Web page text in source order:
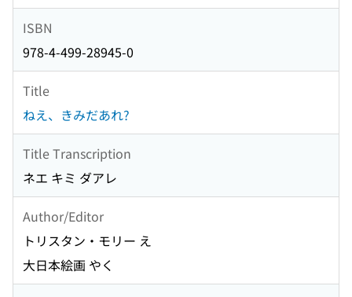
ISBN
978-4-499-28945-0
Title
ねえ、きみだあれ?
Title Transcription
ネエ キミ ダアレ
Author/Editor
トリスタン・モリー え
大日本絵画 やく